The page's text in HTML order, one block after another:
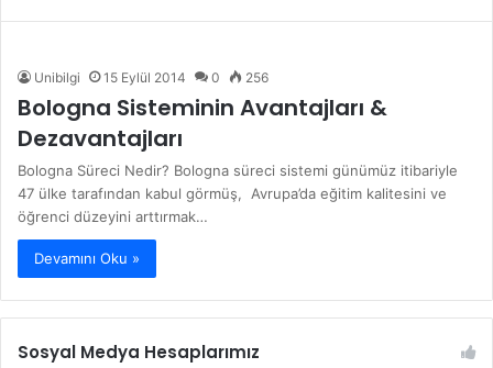
Unibilgi 15 Eylül 2014 0 256
Bologna Sisteminin Avantajları &
Dezavantajları
Bologna Süreci Nedir? Bologna süreci sistemi günümüz itibariyle
47 ülke tarafından kabul görmüş, Avrupa’da eğitim kalitesini ve
öğrenci düzeyini arttırmak…
Devamını Oku »
Sosyal Medya Hesaplarımız